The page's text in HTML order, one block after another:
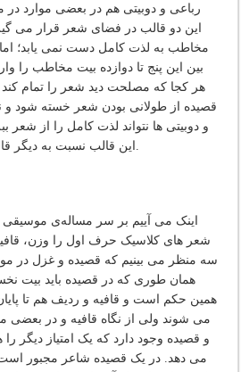
رباعی و دوبیتی هم در بعضی موارد در
این دو قالب در فضای شعر قرار می
مخاطب به لذت کامل دست نمی یابد؛
بین این پنج تا دوازده بیت مخاطب را
هر کجا که مصلحت دید شعر را تمام
قصیده از طولانی بودن شعر خسته شود و
و دوبیتی ها نتواند لذت کامل را از شعر
این قالب نسبت به دیگر قالب های شعر فارسی است.
اینک می آییم بر سر مساله‌ی موسیقی
شعر های کلاسیک حرف اول را وزن،
سه منظر می بینیم که قصیده و غزل در
همان طوری که در قصیده باید بیت
همین حکم است و قافیه و ردیف هم تا
می شوند ولی از نگاه قافیه و در بعضی
و قصیده وجود دارد که یک امتیاز دیگر
می دهد. در یک قصیده شاعر مجبور است